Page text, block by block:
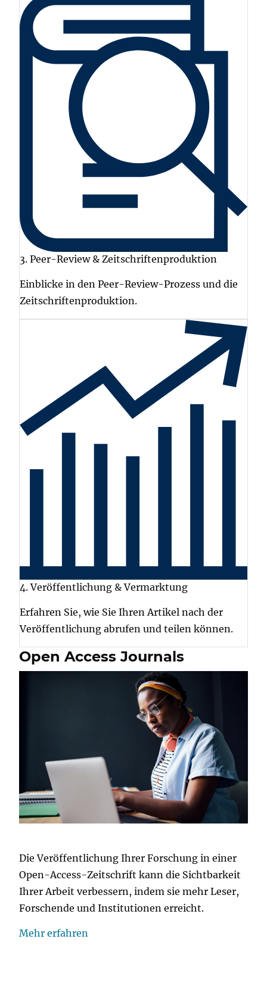
3. Peer-Review & Zeitschriftenproduktion
Einblicke in den Peer-Review-Prozess und die
Zeitschriftenproduktion.
4. Veröffentlichung & Vermarktung
Erfahren Sie, wie Sie Ihren Artikel nach der
Veröffentlichung abrufen und teilen können.
Open Access Journals
Die Veröffentlichung Ihrer Forschung in einer
Open-Access-Zeitschrift kann die Sichtbarkeit
Ihrer Arbeit verbessern, indem sie mehr Leser,
Forschende und Institutionen erreicht.
Mehr erfahren